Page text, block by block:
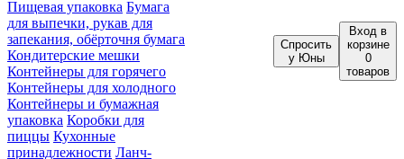
Пищевая упаковка Бумага
для выпечки, рукав для
запекания, обёрточня бумага
Кондитерские мешки
Контейнеры для горячего
Контейнеры для холодного
Контейнеры и бумажная
упаковка Коробки для
пиццы Кухонные
принадлежности Ланч-
Спросить
у Юны
Вход в
корзине
0
товаров